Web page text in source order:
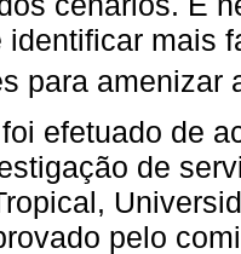
identificar mais
para amenizar
efetuado de
de
pelo